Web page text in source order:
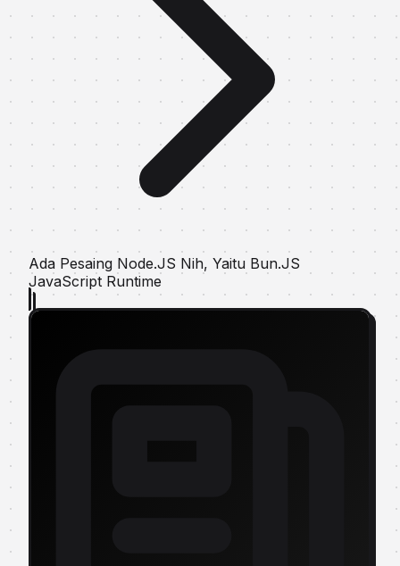
Ada Pesaing Node.JS Nih, Yaitu Bun.JS
JavaScript Runtіmе